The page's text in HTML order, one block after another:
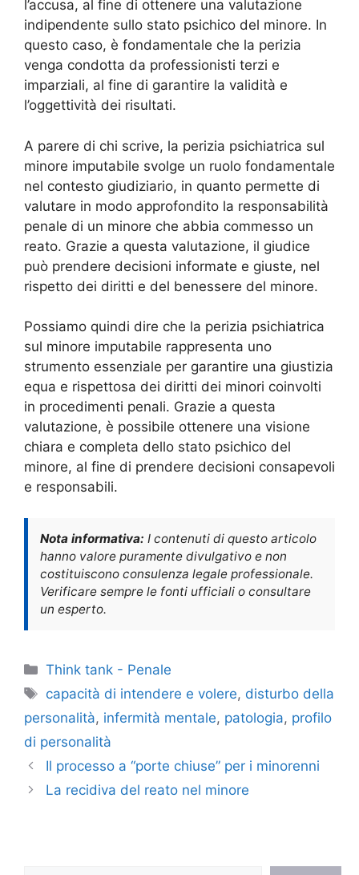
l’accusa, al fine di ottenere una valutazione
indipendente sullo stato psichico del minore. In
questo caso, è fondamentale che la perizia
venga condotta da professionisti terzi e
imparziali, al fine di garantire la validità e
l’oggettività dei risultati.
A parere di chi scrive, la perizia psichiatrica sul
minore imputabile svolge un ruolo fondamentale
nel contesto giudiziario, in quanto permette di
valutare in modo approfondito la responsabilità
penale di un minore che abbia commesso un
reato. Grazie a questa valutazione, il giudice
può prendere decisioni informate e giuste, nel
rispetto dei diritti e del benessere del minore.
Possiamo quindi dire che la perizia psichiatrica
sul minore imputabile rappresenta uno
strumento essenziale per garantire una giustizia
equa e rispettosa dei diritti dei minori coinvolti
in procedimenti penali. Grazie a questa
valutazione, è possibile ottenere una visione
chiara e completa dello stato psichico del
minore, al fine di prendere decisioni consapevoli
e responsabili.
Nota informativa: I contenuti di questo articolo
hanno valore puramente divulgativo e non
costituiscono consulenza legale professionale.
Verificare sempre le fonti ufficiali o consultare
un esperto.
Categorie
Think tank - Penale
Tag
capacità di intendere e volere, disturbo della
personalità, infermità mentale, patologia, profilo
di personalità
Il processo a “porte chiuse” per i minorenni
La recidiva del reato nel minore